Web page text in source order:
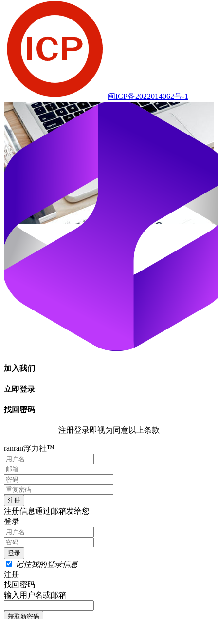
闽ICP备2022014062号-1
加入我们
立即登录
找回密码
注册登录即视为同意以上条款
ranran浮力社™
注册信息通过邮箱发给您
登录
记住我的登录信息
注册
找回密码
输入用户名或邮箱